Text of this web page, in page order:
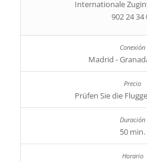
Internationale
902 24 34
Madrid -
Prüfen Sie die
50 min.